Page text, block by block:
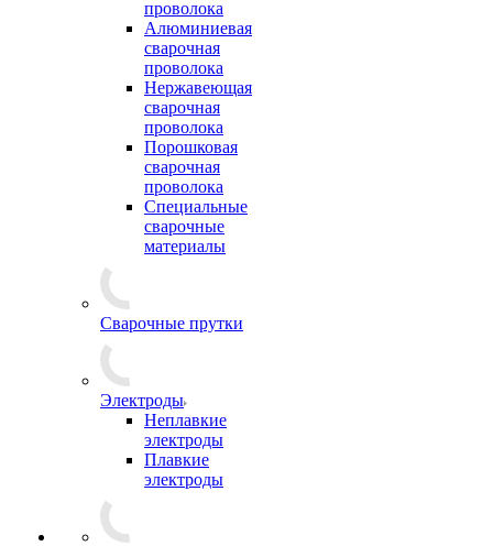
проволока
Алюминиевая
сварочная
проволока
Нержавеющая
сварочная
проволока
Порошковая
сварочная
проволока
Специальные
сварочные
материалы
Сварочные прутки
Электроды
Неплавкие
электроды
Плавкие
электроды